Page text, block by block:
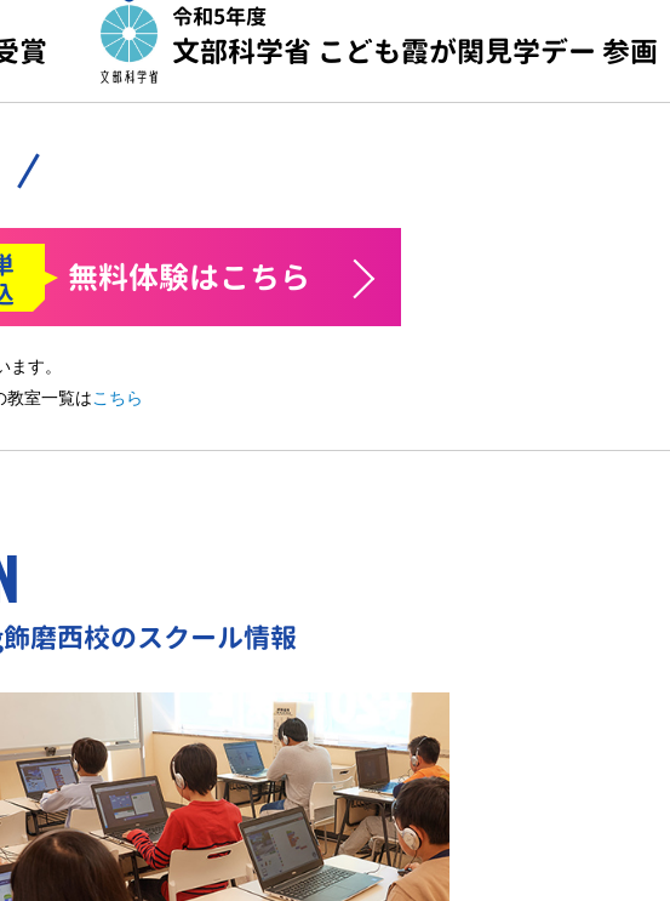
賞
令和5年度
文部科学省 こども霞が関見学デー 参画
無料体験はこちら
す。
教室一覧はこちら
磨西校のスクール情報